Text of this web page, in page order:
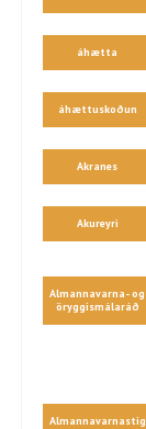
áhætta
áhættuskoðun
Akranes
Akureyri
Almannavarna- og
öryggismálaráð
Almannavarnastig